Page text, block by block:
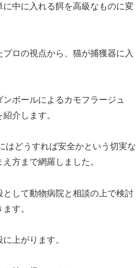
中に入れる餌を高級なものに変
ロの視点から、猫が捕獲器に入
ボールによるカモフラージュ
介します。
はどうすれば安全かという切実な
方まで網羅しました。
して動物病院と相談の上で検討
す。
上がります。